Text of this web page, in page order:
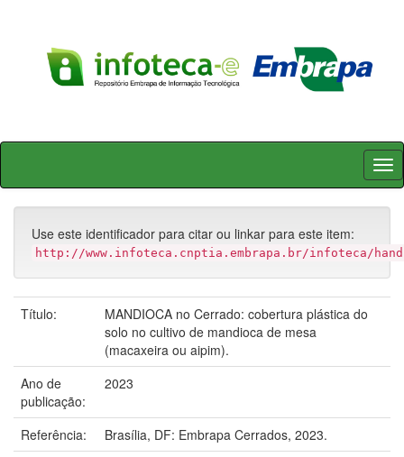
Skip
Use este identificador para citar ou linkar para este item:
http://www.infoteca.cnptia.embrapa.br/infoteca/
Título:
MANDIOCA no Cerrado: cobertura plástica do
solo no cultivo de mandioca de mesa
(macaxeira ou aipim).
Ano de
publicação:
2023
Referência:
Brasília, DF: Embrapa Cerrados, 2023.